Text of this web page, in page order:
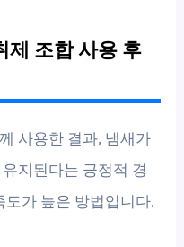
제 조합 사용 후
사용한 결과, 냄새가
지된다는 긍정적 경
도가 높은 방법입니다.